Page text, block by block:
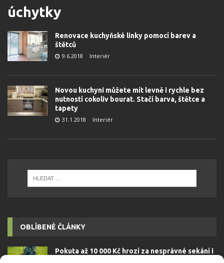
úchytky
Renovace kuchyňské linky pomocí barev a
štětců
9.6.2018 Interiér
Novou kuchyni můžete mít levně i rychle bez
nutností cokoliv bourat. Stačí barva, štětce a
tapety
31.1.2018 Interiér
OBLÍBENÉ ČLÁNKY
Pokuta až 10 000 Kč hrozí za nesprávné sekání i